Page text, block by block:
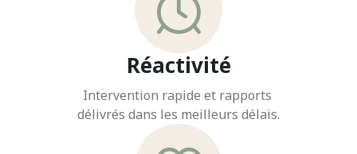
Réactivité
Intervention rapide et rapports
délivrés dans les meilleurs délais.